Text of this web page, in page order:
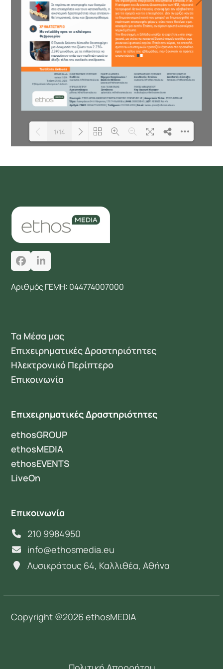
1/14
Facebook
LinkedIn
Αριθμός ΓΕΜΗ: 044774007000
Τα Μέσα μας
Επιχειρηματικές Δραστηριότητες
Ηλεκτρονικό Περίπτερο
Επικοινωνία
Επιχειρηματικές Δραστηριότητες
ethosGROUP
ethosMEDIA
ethosEVENTS
LiveOn
Επικοινωνία
210 9984950
info@ethosmedia.eu
Λυσικράτους 64, Καλλιθέα, Αθήνα
Copyright @2026 ethosMEDIA